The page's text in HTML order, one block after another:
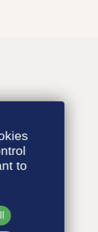
to